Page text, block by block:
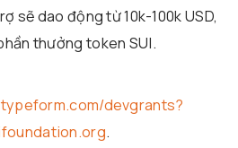
sẽ dao động từ 10k-100k USD,
thưởng token SUI.
devgrants?
.